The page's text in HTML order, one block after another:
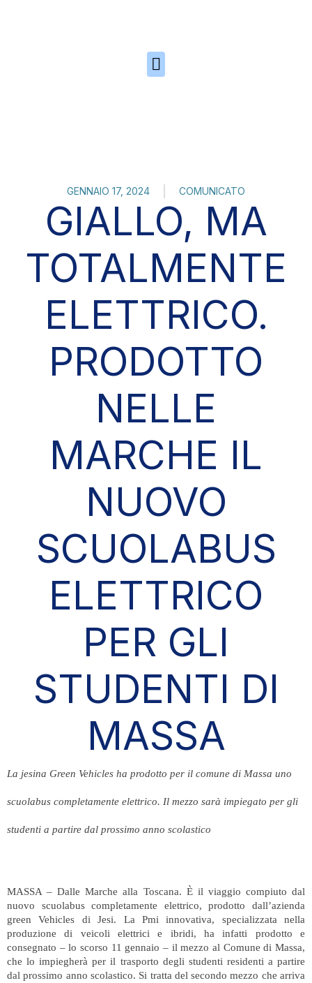
GENNAIO 17, 2024 COMUNICATO
GIALLO, MA
TOTALMENTE
ELETTRICO.
PRODOTTO
NELLE
MARCHE IL
NUOVO
SCUOLABUS
ELETTRICO
PER GLI
STUDENTI DI
MASSA
La jesina Green Vehicles ha prodotto per il comune di Massa uno
scuolabus completamente elettrico. Il mezzo sarà impiegato per gli
studenti a partire dal prossimo anno scolastico
MASSA – Dalle Marche alla Toscana. È il viaggio compiuto dal
nuovo scuolabus completamente elettrico, prodotto dall’azienda
green Vehicles di Jesi. La Pmi innovativa, specializzata nella
produzione di veicoli elettrici e ibridi, ha infatti prodotto e
consegnato – lo scorso 11 gennaio – il mezzo al Comune di Massa,
che lo impiegherà per il trasporto degli studenti residenti a partire
dal prossimo anno scolastico. Si tratta del secondo mezzo che arriva